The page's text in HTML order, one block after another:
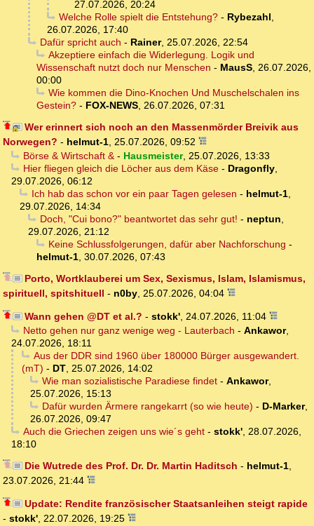
27.07.2026, 20:24
Welche Rolle spielt die Entstehung?- Rybezahl,
26.07.2026, 17:40
Dafür spricht auch - Rainer, 25.07.2026, 22:54
Akzeptiere einfach die Widerlegung. Logik und
Wissenschaft nutzt doch nur Menschen - MausS, 26.07.2026,
00:00
Wie kommen die Dino-Knochen Und Muschelschalen ins
Gestein? - FOX-NEWS, 26.07.2026, 07:31
Wer erinnert sich noch an den Massenmörder Breivik aus
Norwegen? - helmut-1, 25.07.2026, 09:52
Börse & Wirtschaft &- Hausmeister, 25.07.2026, 13:33
Hier fliegen gleich die Löcher aus dem Käse- Dragonfly,
29.07.2026, 06:12
Ich hab das schon vor ein paar Tagen gelesen - helmut-1,
29.07.2026, 14:34
Doch, "Cui bono?" beantwortet das sehr gut! - neptun,
29.07.2026, 21:12
Keine Schlussfolgerungen, dafür aber Nachforschung -
helmut-1, 30.07.2026, 07:43
Porto, Wortklauberei um Sex, Sexismus, Islam, Islamismus,
spirituell, spitshituell - n0by, 25.07.2026, 04:04
Wann gehen @DT et al.? - stokk', 24.07.2026, 11:04
Netto gehen nur ganz wenige weg - Lauterbach - Ankawor,
24.07.2026, 18:11
Aus der DDR sind 1960 über 180000 Bürger ausgewandert.
(mT) - DT, 25.07.2026, 14:02
Wie man sozialistische Paradiese findet- Ankawor,
25.07.2026, 15:13
Dafür wurden Ärmere rangekarrt (so wie heute) - D-Marker,
26.07.2026, 09:47
Auch die Griechen zeigen uns wie´s geht- stokk', 28.07.2026,
18:10
Die Wutrede des Prof. Dr. Dr. Martin Haditsch - helmut-1,
23.07.2026, 21:44
Update: Rendite französischer Staatsanleihen steigt rapide
- stokk', 22.07.2026, 19:25